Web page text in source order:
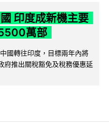
印度成新機主要
萬部
國轉往印度，目標兩年內將
府推出關稅豁免及稅務優惠延